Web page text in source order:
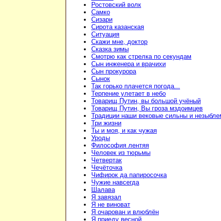
Ростовский волк
Самко
Сизари
Сирота казанская
Ситуация
Скажи мне, доктор
Сказка зимы
Смотрю как стрелка по секундам
Сын инженера и врачихи
Сын прокурора
Сынок
Так горько плачется погода...
Терпение улетает в небо
Товарищ Путин, вы большой учёный
Товарищ Путин, Вы гроза мздоимцев
Традиции наши вековые сильны и
Три жизни
Ты и моя, и как чужая
Уроды
Философия лентяя
Человек из тюрьмы
Четвертак
Чечёточка
Чифирок да папиросочка
Чужие навсегда
Шалава
Я завязал
Я не виноват
Я очарован и влюблён
Я приеду весной